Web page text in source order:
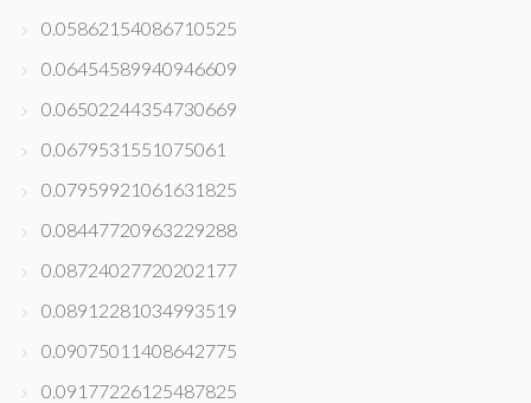
0.05862154086710525
0.06454589940946609
0.06502244354730669
0.0679531551075061
0.07959921061631825
0.08447720963229288
0.08724027720202177
0.08912281034993519
0.09075011408642775
0.09177226125487825